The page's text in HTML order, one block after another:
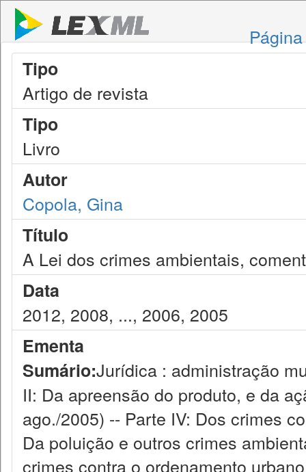
Tipo
Artigo de revista
Tipo
Livro
Autor
Copola, Gina
Título
A Lei dos crimes ambientais,
Data
2012, 2008, ..., 2006, 2005
Ementa
Sumário:Jurídica : administração
II: Da apreensão do produto, e da
ago./2005) -- Parte IV: Dos crimes
Da poluição e outros crimes
crimes contra o ordenamento